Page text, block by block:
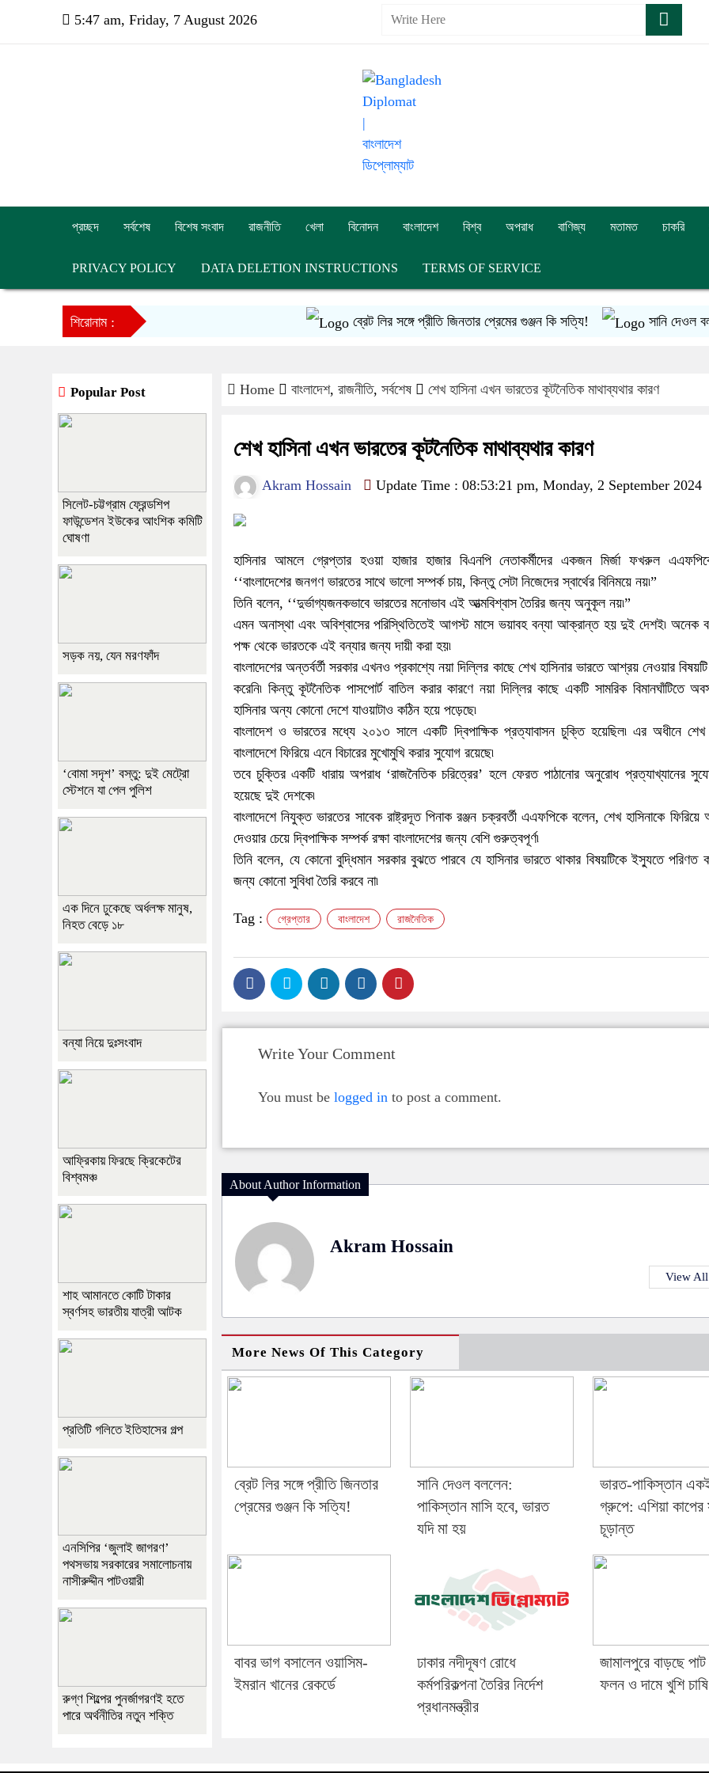
5:47 am, Friday, 7 August 2026
প্রচ্ছদ সর্বশেষ বিশেষ সংবাদ রাজনীতি খেলা বিনোদন বাংলাদেশ বিশ্ব অপরাধ বাণিজ্য মতামত চাকরি
PRIVACY POLICY DATA DELETION INSTRUCTIONS TERMS OF SERVICE
শিরোনাম : ব্রেট লির সঙ্গে প্রীতি জিনতার প্রেমের গুঞ্জন কি সত্যি! সানি দেওল
Home বাংলাদেশ, রাজনীতি, সর্বশেষ শেখ হাসিনা এখন ভারতের কূটনৈতিক মাথাব্যথার কারণ
শেখ হাসিনা এখন ভারতের কূটনৈতিক মাথাব্যথার কারণ
Akram Hossain Update Time : 08:53:21 pm, Monday, 2 September 2024
হাসিনার আমলে গ্রেপ্তার হওয়া হাজার হাজার বিএনপি নেতাকর্মীদের একজন মির্জা ফখরুল
‘‘বাংলাদেশের জনগণ ভারতের সাথে ভালো সম্পর্ক চায়, কিন্তু সেটা নিজেদের স্বার্থের বিনিময়ে নয়৷”
তিনি বলেন, ‘‘দুর্ভাগ্যজনকভাবে ভারতের মনোভাব এই আত্মবিশ্বাস তৈরির জন্য অনুকূল নয়৷”
এমন অনাস্থা এবং অবিশ্বাসের পরিস্থিতিতেই আগস্ট মাসে ভয়াবহ বন্যা আক্রান্ত হয় দুই দেশই৷ অনেক
পক্ষ থেকে ভারতকে এই বন্যার জন্য দায়ী করা হয়৷
বাংলাদেশের অন্তর্বর্তী সরকার এখনও প্রকাশ্যে নয়া দিল্লির কাছে শেখ হাসিনার ভারতে আশ্রয় নেওয়ার
করেনি৷ কিন্তু কূটনৈতিক পাসপোর্ট বাতিল করার কারণে নয়া দিল্লির কাছে একটি সামরিক বিমানঘাঁটিতে
হাসিনার অন্য কোনো দেশে যাওয়াটাও কঠিন হয়ে পড়েছে৷
বাংলাদেশ ও ভারতের মধ্যে ২০১৩ সালে একটি দ্বিপাক্ষিক প্রত্যাবাসন চুক্তি হয়েছিল৷ এর অধীনে শেখ
বাংলাদেশে ফিরিয়ে এনে বিচারের মুখোমুখি করার সুযোগ রয়েছে৷
তবে চুক্তির একটি ধারায় অপরাধ ‘রাজনৈতিক চরিত্রের’ হলে ফেরত পাঠানোর অনুরোধ প্রত্যাখ্যানের
হয়েছে দুই দেশকে৷
বাংলাদেশে নিযুক্ত ভারতের সাবেক রাষ্ট্রদূত পিনাক রঞ্জন চক্রবর্তী এএফপিকে বলেন, শেখ হাসিনাকে ফিরিয়ে
দেওয়ার চেয়ে দ্বিপাক্ষিক সম্পর্ক রক্ষা বাংলাদেশের জন্য বেশি গুরুত্বপূর্ণ৷
তিনি বলেন, যে কোনো বুদ্ধিমান সরকার বুঝতে পারবে যে হাসিনার ভারতে থাকার বিষয়টিকে ইস্যুতে পরিণত
জন্য কোনো সুবিধা তৈরি করবে না৷
Tag : গ্রেপ্তার বাংলাদেশ রাজনৈতিক
Write Your Comment
You must be logged in to post a comment.
About Author Information
Akram Hossain
View All
More News Of This Category
ব্রেট লির সঙ্গে প্রীতি জিনতার
প্রেমের গুঞ্জন কি সত্যি!
সানি দেওল বললেন:
পাকিস্তান মাসি হবে, ভারত
যদি মা হয়
ভারত-পাকিস্তান
গ্রুপে: এশিয়া কাপের
চূড়ান্ত
বাবর ভাগ বসালেন ওয়াসিম-
ইমরান খানের রেকর্ডে
ঢাকার নদীদূষণ রোধে
কর্মপরিকল্পনা তৈরির নির্দেশ
প্রধানমন্ত্রীর
জামালপুরে বাড়ছে পাট
ফলন ও দামে খুশি চাষি
Popular Post
সিলেট-চট্টগ্রাম ফ্রেন্ডশিপ
ফাউন্ডেশন ইউকের আংশিক কমিটি
ঘোষণা
সড়ক নয়, যেন মরণফাঁদ
‘বোমা সদৃশ’ বস্তু: দুই মেট্রো
স্টেশনে যা পেল পুলিশ
এক দিনে ঢুকেছে অর্ধলক্ষ মানুষ,
নিহত বেড়ে ১৮
বন্যা নিয়ে দুঃসংবাদ
আফ্রিকায় ফিরছে ক্রিকেটের
বিশ্বমঞ্চ
শাহ আমানতে কোটি টাকার
স্বর্ণসহ ভারতীয় যাত্রী আটক
প্রতিটি গলিতে ইতিহাসের গল্প
এনসিপির ‘জুলাই জাগরণ’
পথসভায় সরকারের সমালোচনায়
নাসীরুদ্দীন পাটওয়ারী
রুগ্ণ শিল্পের পুনর্জাগরণই হতে
পারে অর্থনীতির নতুন শক্তি